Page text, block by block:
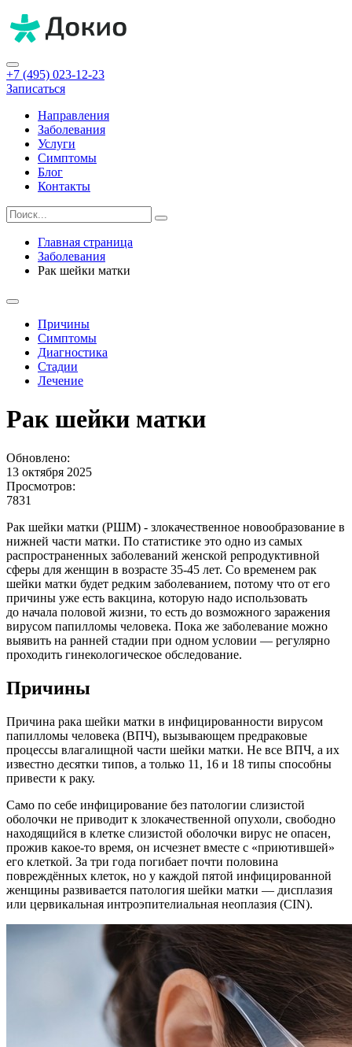
+7 (495) 023-12-23
Записаться
Направления
Заболевания
Услуги
Симптомы
Блог
Контакты
Главная страница
Заболевания
Рак шейки матки
Причины
Симптомы
Диагностика
Стадии
Лечение
Рак шейки матки
Обновлено:
13 октября 2025
Просмотров:
7831
Рак шейки матки (РШМ) - злокачественное новообразование в
нижней части матки. По статистике это одно из самых
распространенных заболеваний женской репродуктивной
сферы для женщин в возрасте 35-45 лет. Со временем рак
шейки матки будет редким заболеванием, потому что от его
причины уже есть вакцина, которую надо использовать
до начала половой жизни, то есть до возможного заражения
вирусом папилломы человека. Пока же заболевание можно
выявить на ранней стадии при одном условии — регулярно
проходить гинекологическое обследование.
Причины
Причина рака шейки матки в инфицированности вирусом
папилломы человека (ВПЧ), вызывающем предраковые
процессы влагалищной части шейки матки. Не все ВПЧ, а их
известно десятки типов, а только 11, 16 и 18 типы способны
привести к раку.
Само по себе инфицирование без патологии слизистой
оболочки не приводит к злокачественной опухоли, свободно
находящийся в клетке слизистой оболочки вирус не опасен,
прожив какое-то время, он исчезнет вместе с «приютившей»
его клеткой. За три года погибает почти половина
повреждённых клеток, но у каждой пятой инфицированной
женщины развивается патология шейки матки — дисплазия
или цервикальная интроэпителиальная неоплазия (CIN).